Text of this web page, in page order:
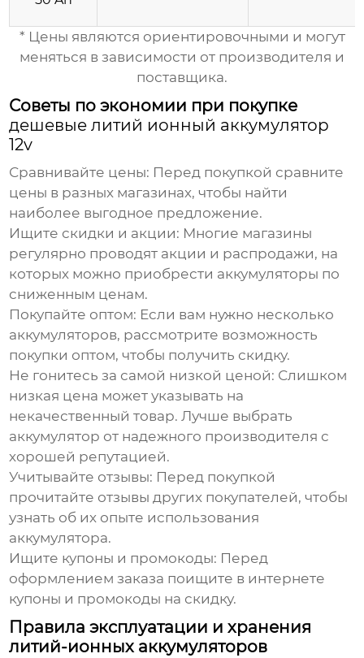
* Цены являются ориентировочными и могут
меняться в зависимости от производителя и
поставщика.
Советы по экономии при покупке
дешевые литий ионный аккумулятор
12v
Сравнивайте цены: Перед покупкой сравните
цены в разных магазинах, чтобы найти
наиболее выгодное предложение.
Ищите скидки и акции: Многие магазины
регулярно проводят акции и распродажи, на
которых можно приобрести аккумуляторы по
сниженным ценам.
Покупайте оптом: Если вам нужно несколько
аккумуляторов, рассмотрите возможность
покупки оптом, чтобы получить скидку.
Не гонитесь за самой низкой ценой: Слишком
низкая цена может указывать на
некачественный товар. Лучше выбрать
аккумулятор от надежного производителя с
хорошей репутацией.
Учитывайте отзывы: Перед покупкой
прочитайте отзывы других покупателей, чтобы
узнать об их опыте использования
аккумулятора.
Ищите купоны и промокоды: Перед
оформлением заказа поищите в интернете
купоны и промокоды на скидку.
Правила эксплуатации и хранения
литий-ионных аккумуляторов